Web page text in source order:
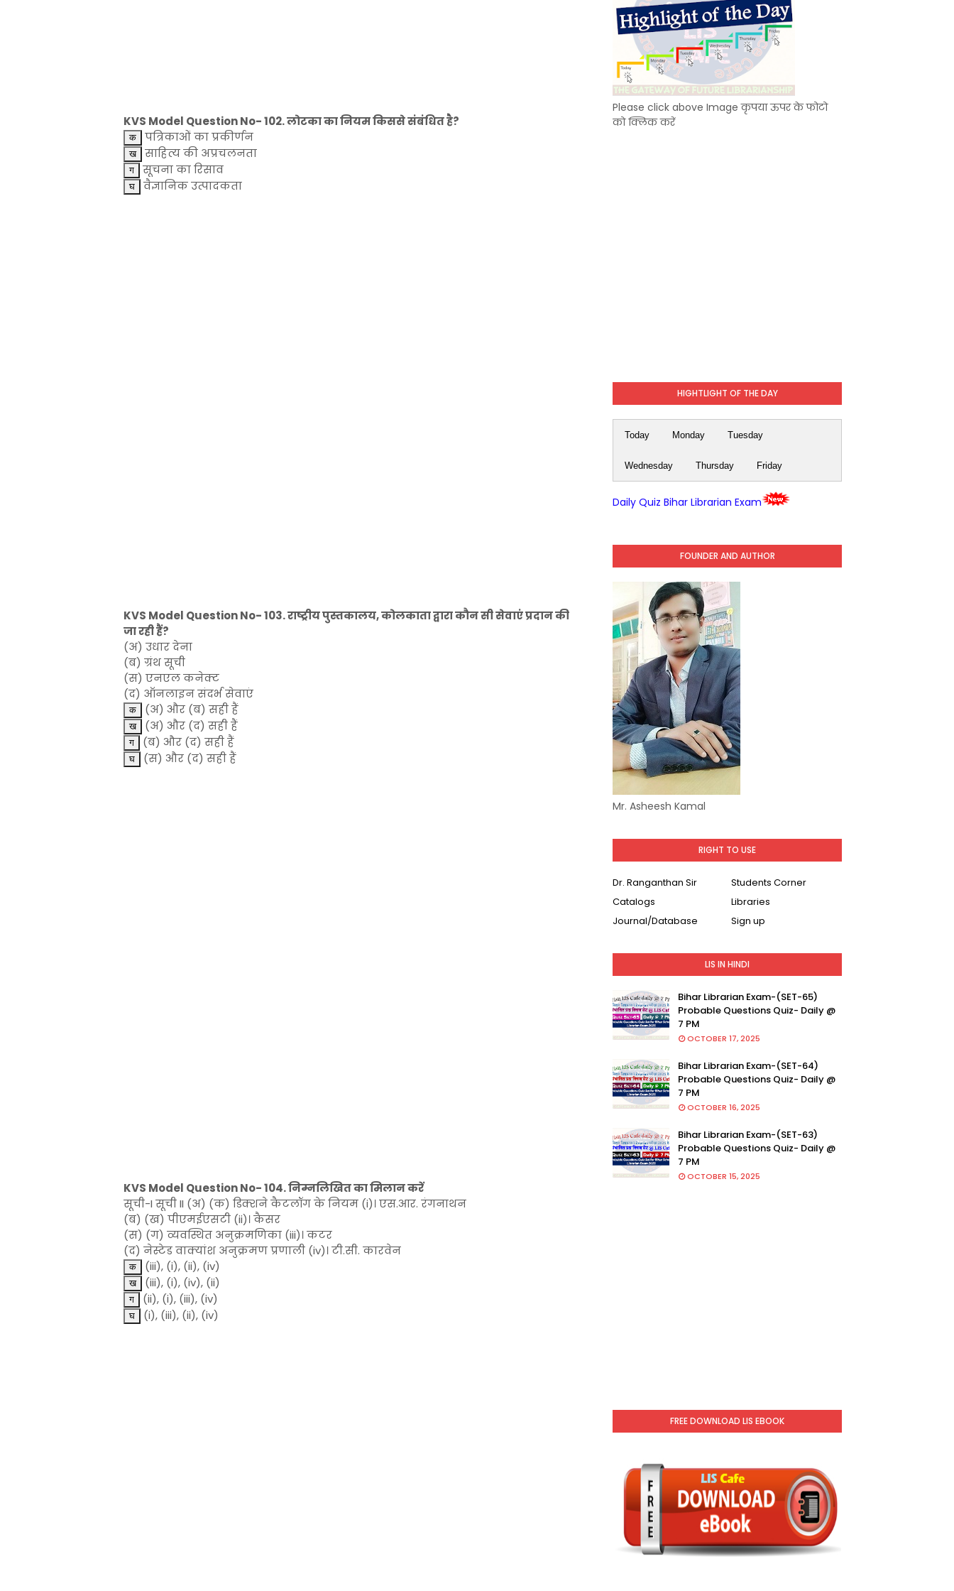
KVS Model Question No- 102. लोटका का नियम किससे संबंधित है?
पत्रिकाओं का प्रकीर्णन
साहित्य की अप्रचलनता
सूचना का रिसाव
वैज्ञानिक उत्पादकता
KVS Model Question No- 103. राष्ट्रीय पुस्तकालय, कोलकाता द्वारा कौन सी सेवाएं प्रदान की
जा रही हैं?
(अ) उधार देना
(ब) ग्रंथ सूची
(स) एनएल कनेक्ट
(द) ऑनलाइन संदर्भ सेवाएं
(अ) और (ब) सही हैं
(अ) और (द) सही हैं
(ब) और (द) सही हैं
(स) और (द) सही हैं
KVS Model Question No- 104. निम्नलिखित का मिलान करें
सूची-I सूची II (अ) (क) डिक्शने कैटलॉग के नियम (i)। एस.आर. रंगनाथन
(ब) (ख) पीएमईएसटी (ii)। कैसर
(स) (ग) व्यवस्थित अनुक्रमणिका (iii)। कटर
(द) नेस्टेड वाक्यांश अनुक्रमण प्रणाली (iv)। टी.सी. कारवेन
(iii), (i), (ii), (iv)
(iii), (i), (iv), (ii)
(ii), (i), (iii), (iv)
(i), (iii), (ii), (iv)
Please click above Image कृपया ऊपर के फोटो
को क्लिक करें
HIGHTLIGHT OF THE DAY
Today Monday Tuesday
Wednesday Thursday Friday
Daily Quiz Bihar Librarian Exam
FOUNDER AND AUTHOR
Mr. Asheesh Kamal
RIGHT TO USE
Dr. Ranganthan Sir
Students Corner
Catalogs
Libraries
Journal/Database
Sign up
LIS IN HINDI
Bihar Librarian Exam-(SET-65)
Probable Questions Quiz- Daily @
7 PM
OCTOBER 17, 2025
Bihar Librarian Exam-(SET-64)
Probable Questions Quiz- Daily @
7 PM
OCTOBER 16, 2025
Bihar Librarian Exam-(SET-63)
Probable Questions Quiz- Daily @
7 PM
OCTOBER 15, 2025
FREE DOWNLOAD LIS EBOOK